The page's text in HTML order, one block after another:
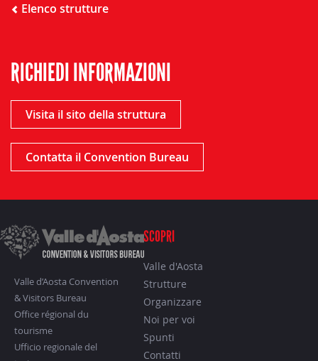
Elenco strutture
RICHIEDI INFORMAZIONI
Visita il sito della struttura
Contatta il Convention Bureau
Valle d’Aosta Convention
& Visitors Bureau
Office régional du
tourisme
Ufficio regionale del
SCOPRI
Valle d'Aosta
Strutture
Organizzare
Noi per voi
Spunti
Contatti